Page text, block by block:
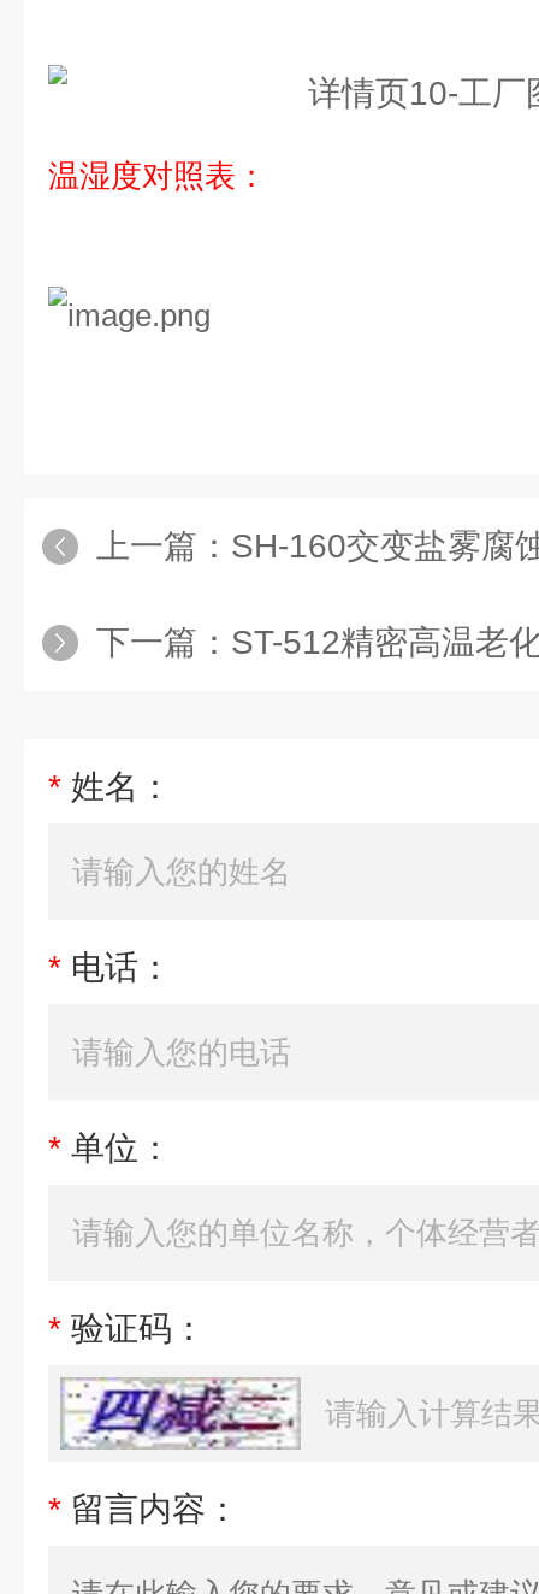
温湿度对照表：
上一篇： SH-160交变盐雾腐
下一篇： ST-512精密高温老
* 姓名：
* 电话：
* 单位：
* 验证码：
* 留言内容：